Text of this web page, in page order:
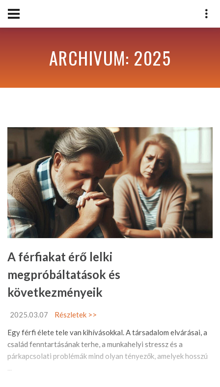
ARCHIVUM: 2025
A férfiakat érő lelki
megpróbáltatások és
következményeik
2025.03.07
Részletek >>
Egy férfi élete tele van kihívásokkal. A társadalom elvárásai, a
család fenntartásának terhe, a munkahelyi stressz és a
párkapcsolati problémák mind olyan tényezők, amelyek hosszú
...